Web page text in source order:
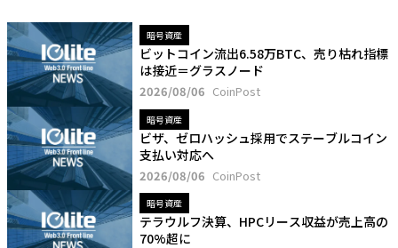
暗号資産
ビットコイン流出6.58万BTC、売り枯れ指標
は接近＝グラスノード
2026/08/06 CoinPost
暗号資産
ビザ、ゼロハッシュ採用でステーブルコイン
支払い対応へ
2026/08/06 CoinPost
暗号資産
テラウルフ決算、HPCリース収益が売上高の
70%超に